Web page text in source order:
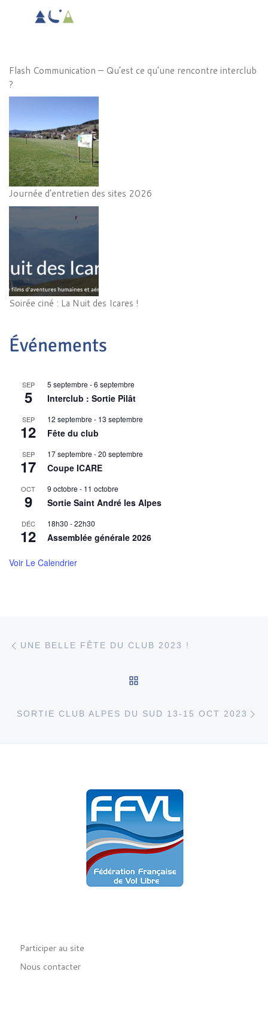
Flash Communication – Qu’est ce qu’une rencontre interclub
?
Journée d’entretien des sites 2026
Soirée ciné : La Nuit des Icares !
Événements
SEP
5
5 septembre -6 septembre
Interclub : Sortie Pilât
SEP
12
12 septembre - 13 septembre
Fête du club
SEP
17
17 septembre -20 septembre
Coupe ICARE
OCT
9
9 octobre - 11 octobre
Sortie Saint André les Alpes
DÉC
12
18h30 -22h30
Assemblée générale 2026
Voir Le Calendrier
Parcourir les articles
UNE BELLE FÊTE DU CLUB 2023 !
SORTIE CLUB ALPES DU SUD 13-15 OCT 2023
Participer au site
Nous contacter